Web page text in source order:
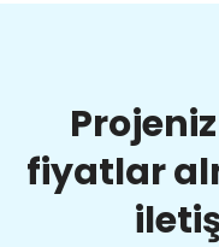
fiyatlar